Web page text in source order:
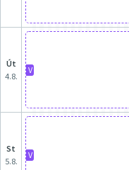
út
4.8.
V
st
5.8.
V